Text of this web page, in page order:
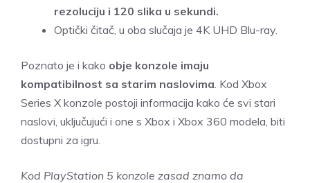
rezoluciju i 120 slika u sekundi.
Optički čitač, u oba slučaja je 4K UHD Blu-ray.
Poznato je i kako obje konzole imaju
kompatibilnost sa starim naslovima . Kod Xbox
Series X konzole postoji informacija kako će svi stari
naslovi, uključujući i one s Xbox i Xbox 360 modela, biti
dostupni za igru.
Kod PlayStation 5 konzole zasad znamo da